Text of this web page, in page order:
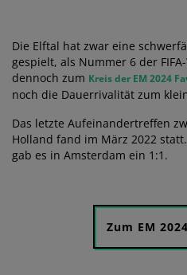
Die Elftal hat zwar eine
gespielt, als Nummer 6 der
dennoch zum Kreis der EM 2024
noch die Dauerrivalität zum
Das letzte Aufeinandertreffen
Holland fand im März 2022
gab es in Amsterdam ein 1:1.
Zum EM